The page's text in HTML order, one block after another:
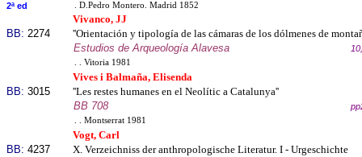
2ª ed . D.Pedro Montero. Madrid 1852
Vivanco, JJ
BB: 2274
''Orientación y tipología de las cámaras de los dólmenes de
Estudios de Arqueología Alavesa
. . Vitoria 1981
Vives i Balmaña, Elisenda
BB: 3015
''Les restes humanes en el Neolític a Catalunya''
BB 708
. . Montserrat 1981
Vogt, Carl
BB: 4237
X. Verzeichniss der anthropologische Literatur. I - Urgeschichte